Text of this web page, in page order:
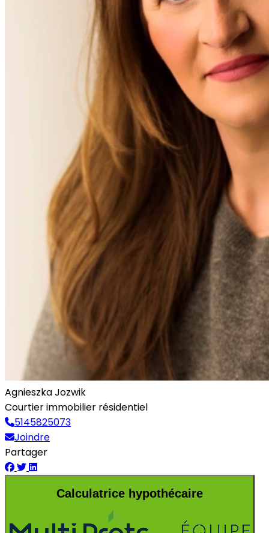
Agnieszka Jozwik
Courtier immobilier résidentiel
5145825073
Joindre
Partager
Calculatrice hypothécaire